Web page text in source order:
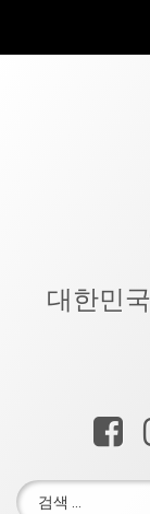
반려동물
대한민
페